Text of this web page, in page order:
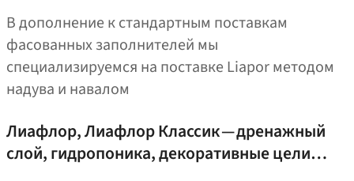
В дополнение к стандартным поставкам
фасованных заполнителей мы
специализируемся на поставке Liapor методом
надува и навалом
Лиафлор, Лиафлор Классик — дренажный
слой, гидропоника, декоративные цели…